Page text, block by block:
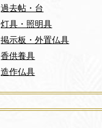
過去帖・台
灯具・照明具
掲示板・外置仏具
香供養具
造作仏具